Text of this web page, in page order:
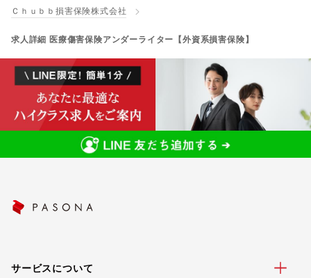
Ｃｈｕｂｂ損害保険株式会社
求人詳細 医療傷害保険アンダーライター【外資系損害保険】
サービスについて